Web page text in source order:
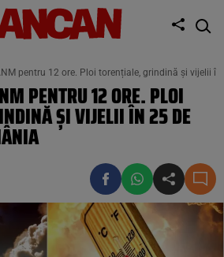
pentru 12 ore. Ploi torențiale, grindină și vijelii
PENTRU 12 ORE. PLOI
ȘI VIJELII ÎN 25 DE